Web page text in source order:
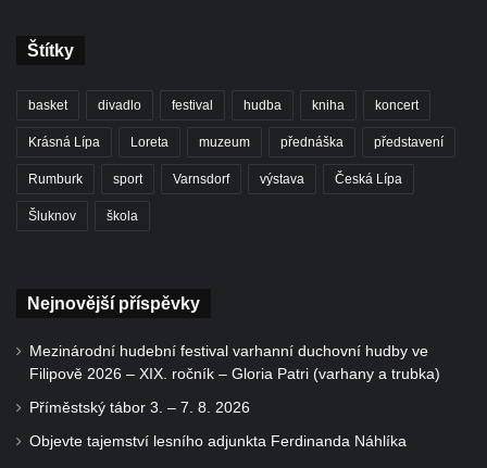
Štítky
basket divadlo festival hudba kniha koncert
Krásná Lípa Loreta muzeum přednáška představení
Rumburk sport Varnsdorf výstava Česká Lípa
Šluknov škola
Nejnovější příspěvky
Mezinárodní hudební festival varhanní duchovní hudby ve
Filipově 2026 – XIX. ročník – Gloria Patri (varhany a trubka)
Příměstský tábor 3. – 7. 8. 2026
Objevte tajemství lesního adjunkta Ferdinanda Náhlíka